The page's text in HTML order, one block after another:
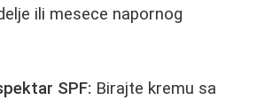
ili mesece napornog
SPF: Birajte kremu sa